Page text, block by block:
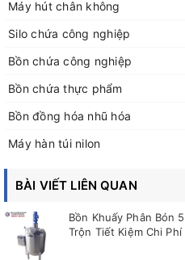
Máy hút chân không
Silo chứa công nghiệp
Bồn chứa công nghiệp
Bồn chứa thực phẩm
Bồn đồng hóa nhũ hóa
Máy hàn túi nilon
BÀI VIẾT LIÊN QUAN
Bồn Khuấy Phân Bón
Trộn Tiết Kiệm Chi Phí